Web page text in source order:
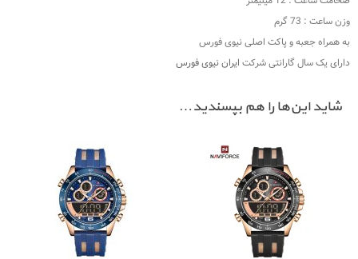
وزن ساعت : 73 گرم
به همراه جعبه و پاکت اصلی نیوی فورس
دارای یک سال گارانتی شرکت ایران نیوی فورس
شاید این‌ها را هم بپسندید…